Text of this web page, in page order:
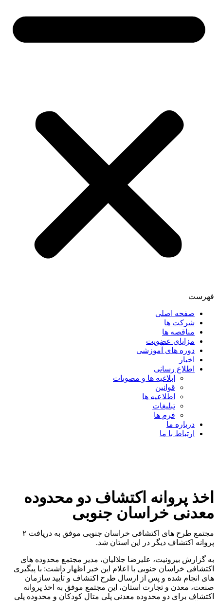
فهرست
صفحه اصلی
شرکت ها
مناقصه ها
مزایای عضویت
دوره های آموزشی
اخبار
اطلاع رسانی
ابلاغیه ها و مصوبات
قوانین
اطلاعیه ها
تبلیغات
فرم ها
درباره ما
ارتباط با ما
اخذ پروانه اکتشاف دو محدوده
معدنی خراسان جنوبی
مجتمع طرح های اکتشافی خراسان جنوبی موفق به دریافت ۲
پروانه اکتشاف دیگر در این استان شد.
به گزارش بیرونیت، علیرضا جلالیان، مدیر مجتمع محدوده های
اکتشافی خراسان جنوبی با اعلام این خبر اظهار داشت: با پیگیری
های انجام شده و پس از ارسال طرح اکتشاف و تأیید سازمان
صنعت، معدن و تجارت استان، این مجتمع موفق به اخذ پروانه
اکتشاف برای دو محدوده معدنی پلی متال کودکان و محدوده پلی